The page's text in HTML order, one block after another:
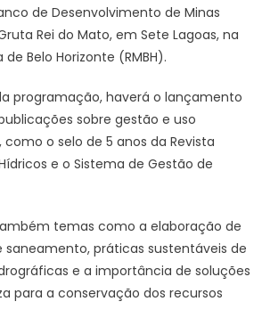
de Desenvolvimento de Minas
Rei do Mato, em Sete Lagoas, na
Belo Horizonte (RMBH).
programação, haverá o lançamento
sobre gestão e uso
o selo de 5 anos da Revista
e o Sistema de Gestão de
temas como a elaboração de
saneamento, práticas sustentáveis de
e a importância de soluções
para a conservação dos recursos